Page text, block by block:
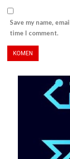
Save my name,
time I comment.